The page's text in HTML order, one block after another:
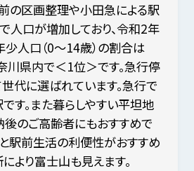
区画整理や小田急による駅
人口が増加しており、令和2年
人口（0～14歳）の割合は
川県内で＜1位＞です。急行停
代に選ばれています。急行で
す。また暮らしやすい平坦地
のご高齢者にもおすすめで
駅前生活の利便性がおすすめ
により富士山も見えます。